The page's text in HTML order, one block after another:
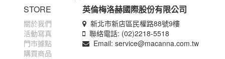
STORE
關於我們
活動寫真
門市據點
購買商品
英倫梅洛赫國際股份有限公司
新北市新店區民權路88號9樓
聯絡電話: (02)2218-5518
Email: service@macanna.com.tw